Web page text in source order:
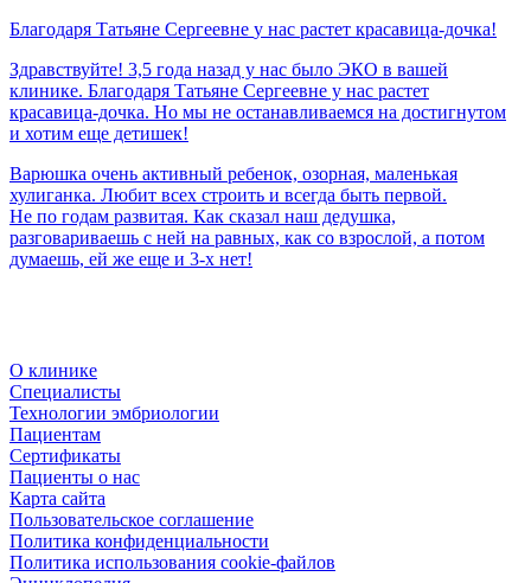
Благодаря Татьяне Сергеевне у нас растет красавица-дочка!
Здравствуйте! 3,5 года назад у нас было ЭКО в вашей
клинике. Благодаря Татьяне Сергеевне у нас растет
красавица-дочка. Но мы не останавливаемся на достигнутом
и хотим еще детишек!
Варюшка очень активный ребенок, озорная, маленькая
хулиганка. Любит всех строить и всегда быть первой.
Не по годам развитая. Как сказал наш дедушка,
разговариваешь с ней на равных, как со взрослой, а потом
думаешь, ей же еще и 3-х нет!
О клинике
Специалисты
Технологии эмбриологии
Пациентам
Сертификаты
Пациенты о нас
Карта сайта
Пользовательское соглашение
Политика конфиденциальности
Политика использования cookie-файлов